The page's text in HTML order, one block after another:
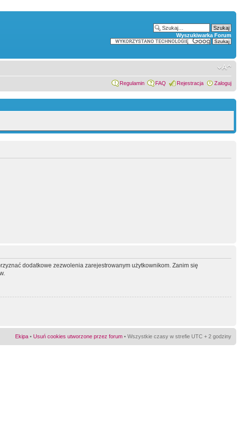
Wyszukiwarka Forum
Regulamin FAQ Rejestracja Zaloguj
dodatkowe zezwolenia zarejestrowanym użytkownikom. Zanim się
Ekipa • Usuń cookies utworzone przez forum • Wszystkie czasy w strefie UTC + 2 godziny